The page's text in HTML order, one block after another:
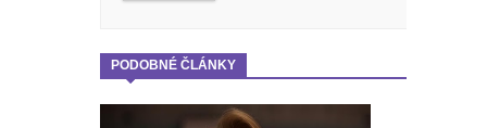
PODOBNÉ ČLÁNKY